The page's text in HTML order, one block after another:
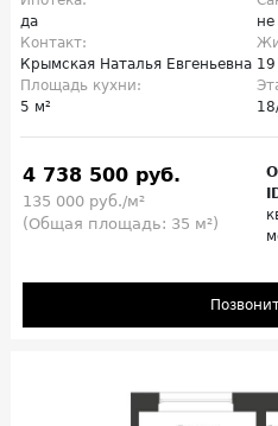
да
не
Контакт:
Крымская Наталья Евгеньевна 19
Площадь кухни:
5 м²
4 738 500 руб.
135 000 руб./м²
(Общая площадь: 35 м²)